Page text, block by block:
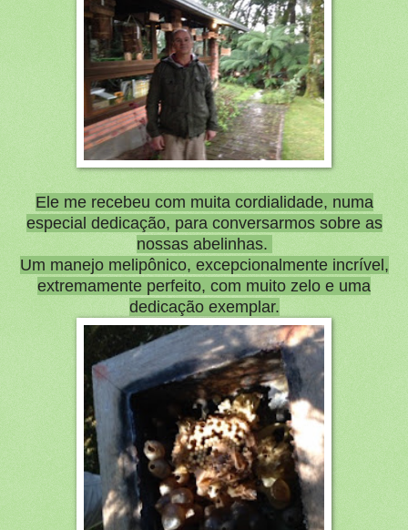
Ele me recebeu com muita cordialidade, numa
especial dedicação, para conversarmos sobre as
nossas abelinhas.
Um manejo melipônico, excepcionalmente incrível,
extremamente perfeito, com muito zelo e uma
dedicação exemplar.